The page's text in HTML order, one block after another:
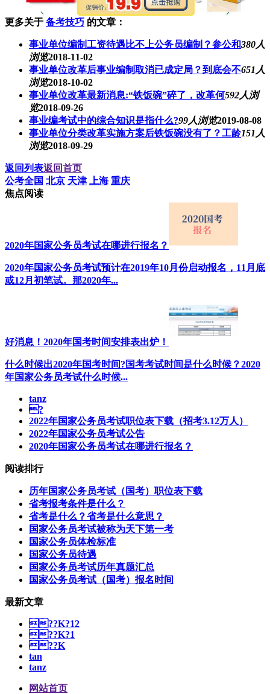
更多关于 备考技巧 的文章：
事业单位编制工资待遇比不上公务员编制？参公和380人
浏览2018-11-02
事业单位改革后事业编制取消已成定局？到底会不651人
浏览2018-10-02
事业单位改革最新消息:“铁饭碗”碎了，改革何592人浏
览2018-09-26
事业编考试中的综合知识是指什么?99人浏览2019-08-08
事业单位分类改革实施方案后铁饭碗没有了？工龄151人
浏览2018-09-29
返回列表返回首页
公考全国 北京 天津 上海 重庆
焦点阅读
2020年国家公务员考试在哪进行报名？
2020年国家公务员考试预计在2019年10月份启动报名，11月底
或12月初笔试。那2020年...
好消息！2020年国考时间安排表出炉！
什么时候出2020年国考时间?国考考试时间是什么时候？2020
年国家公务员考试什么时候...
tanz
?
2022年国家公务员考试职位表下载（招考3.12万人）
2022年国家公务员考试公告
2020年国家公务员考试在哪进行报名？
阅读排行
历年国家公务员考试（国考）职位表下载
省考报考条件是什么？
省考是什么？省考是什么意思？
国家公务员考试被称为天下第一考
国家公务员体检标准
国家公务员待遇
国家公务员考试历年真题汇总
国家公务员考试（国考）报名时间
最新文章
??K?12
??K?1
??K
tan
tanz
网站首页